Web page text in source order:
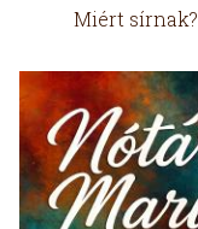
Miért sírnak?